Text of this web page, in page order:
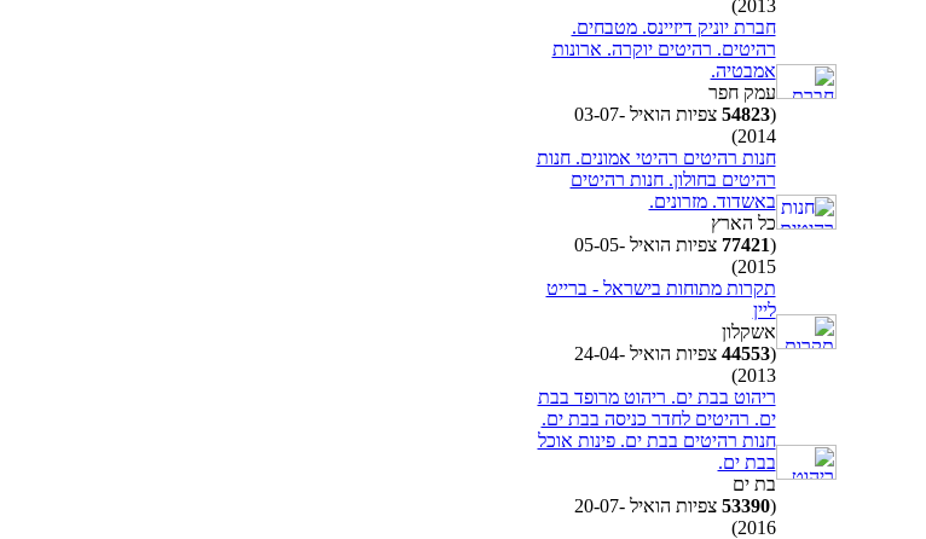
2013)
חברת יוניק דיזיינס. מטבחים.
רהיטים. רהיטים יוקרה. ארונות
אמבטיה.
עמק חפר
(
54823
צפיות הואיל 03-07-
2014)
חנות רהיטים רהיטי אמונים. חנות
רהיטים בחולון. חנות רהיטים
באשדוד. מזרונים.
כל הארץ
(
77421
צפיות הואיל 05-05-
2015)
תקרות מתוחות בישראל - ברייט
ליין
אשקלון
(
44553
צפיות הואיל 24-04-
2013)
ריהוט בבת ים. ריהוט מרופד בבת
ים. רהיטים לחדר כניסה בבת ים.
חנות רהיטים בבת ים. פינות אוכל
בבת ים.
בת ים
(
53390
צפיות הואיל 20-07-
2016)